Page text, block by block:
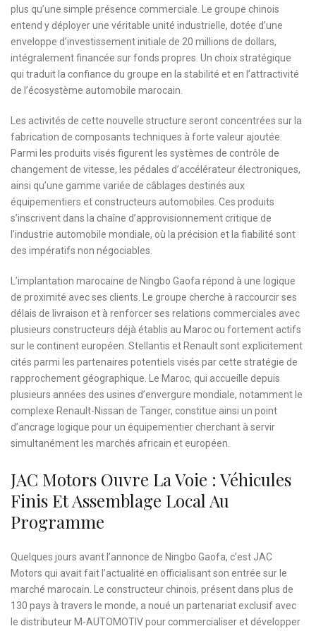
plus qu’une simple présence commerciale. Le groupe chinois
entend y déployer une véritable unité industrielle, dotée d’une
enveloppe d’investissement initiale de 20 millions de dollars,
intégralement financée sur fonds propres. Un choix stratégique
qui traduit la confiance du groupe en la stabilité et en l’attractivité
de l’écosystème automobile marocain.
Les activités de cette nouvelle structure seront concentrées sur la
fabrication de composants techniques à forte valeur ajoutée.
Parmi les produits visés figurent les systèmes de contrôle de
changement de vitesse, les pédales d’accélérateur électroniques,
ainsi qu’une gamme variée de câblages destinés aux
équipementiers et constructeurs automobiles. Ces produits
s’inscrivent dans la chaîne d’approvisionnement critique de
l’industrie automobile mondiale, où la précision et la fiabilité sont
des impératifs non négociables.
L’implantation marocaine de Ningbo Gaofa répond à une logique
de proximité avec ses clients. Le groupe cherche à raccourcir ses
délais de livraison et à renforcer ses relations commerciales avec
plusieurs constructeurs déjà établis au Maroc ou fortement actifs
sur le continent européen. Stellantis et Renault sont explicitement
cités parmi les partenaires potentiels visés par cette stratégie de
rapprochement géographique. Le Maroc, qui accueille depuis
plusieurs années des usines d’envergure mondiale, notamment le
complexe Renault-Nissan de Tanger, constitue ainsi un point
d’ancrage logique pour un équipementier cherchant à servir
simultanément les marchés africain et européen.
JAC Motors Ouvre La Voie : Véhicules
Finis Et Assemblage Local Au
Programme
Quelques jours avant l’annonce de Ningbo Gaofa, c’est JAC
Motors qui avait fait l’actualité en officialisant son entrée sur le
marché marocain. Le constructeur chinois, présent dans plus de
130 pays à travers le monde, a noué un partenariat exclusif avec
le distributeur M-AUTOMOTIV pour commercialiser et développer